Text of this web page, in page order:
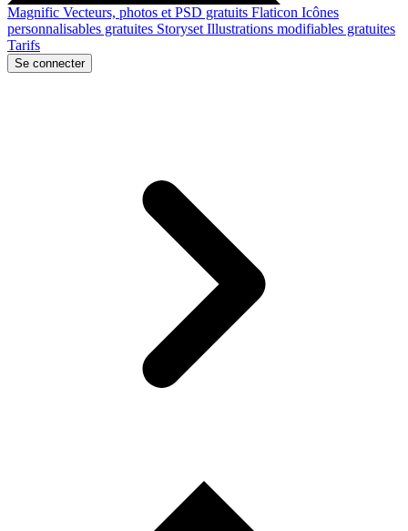
Magnific Vecteurs, photos et PSD gratuits Flaticon Icônes
personnalisables gratuites Storyset Illustrations modifiables gratuites
Tarifs
Se connecter